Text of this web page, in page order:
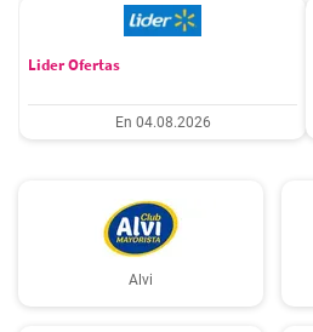
Lider Ofertas
En 04.08.2026
Alvi